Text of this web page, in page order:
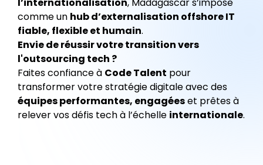
comme un hub d’externalisation offshore IT
fiable, flexible et humain.
Envie de réussir votre transition vers
l'outsourcing tech ?
Faites confiance à Code Talent pour
transformer votre stratégie digitale avec des
équipes performantes, engagéeset prêtes à
relever vos défis tech à l’échelle internationale.